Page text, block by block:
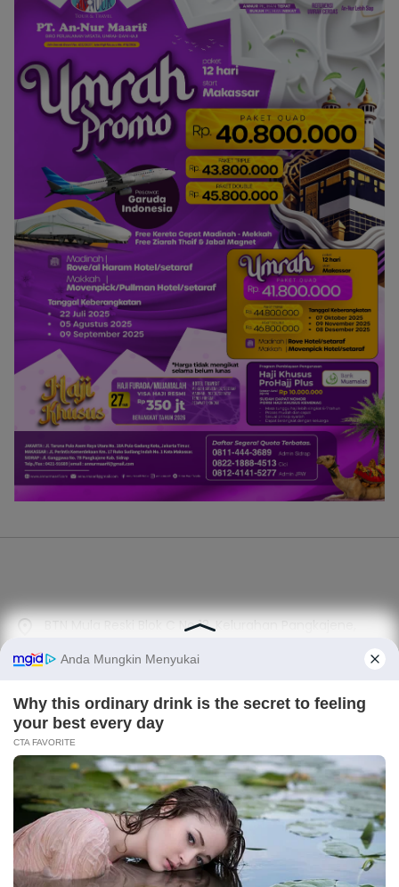
BTN Mula Reski Blok C No 13, Kelurahan Pangkajene,
suararakyat.topnews@gmail.com
Kategori
SIDRAP
News
Terbaru
Sulsel
×
Light Dark